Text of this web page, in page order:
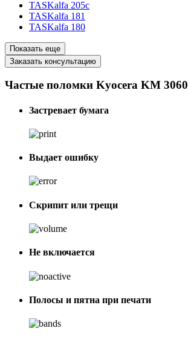
TASKalfa 205c
TASKalfa 181
TASKalfa 180
Показать еще
Заказать консультацию
Частые поломки Kyocera KM 3060
Застревает бумага
Выдает ошибку
Скрипит или трещи
Не включается
Полосы и пятна при печати